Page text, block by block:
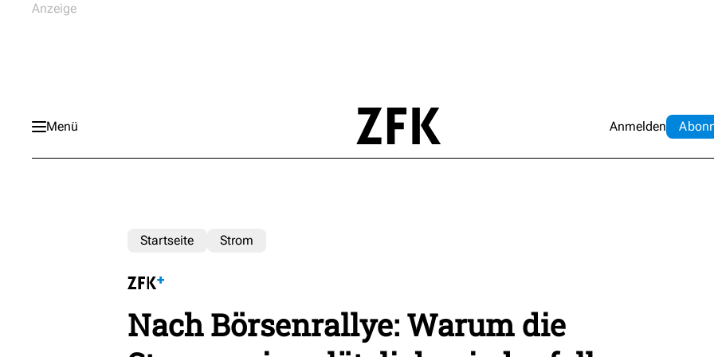
Menü Anmelden Abo
Startseite Strom
Nach Börsenrallye: Warum die